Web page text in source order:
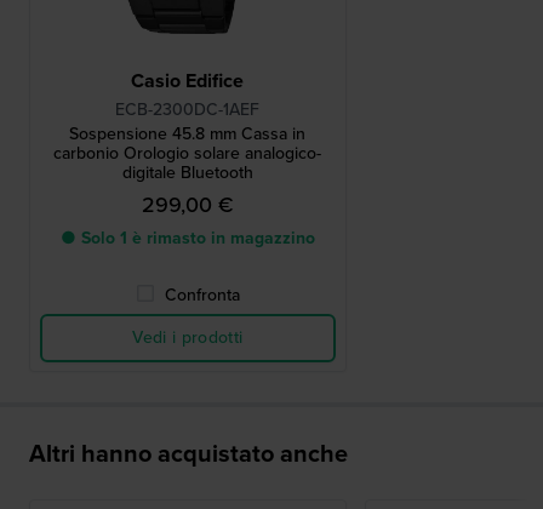
Casio Edifice
ECB-2300DC-1AEF
Sospensione 45.8 mm Cassa in
carbonio Orologio solare analogico-
digitale Bluetooth
299,00 €
● Solo 1 è rimasto in magazzino
Confronta
Vedi i prodotti
Altri hanno acquistato anche